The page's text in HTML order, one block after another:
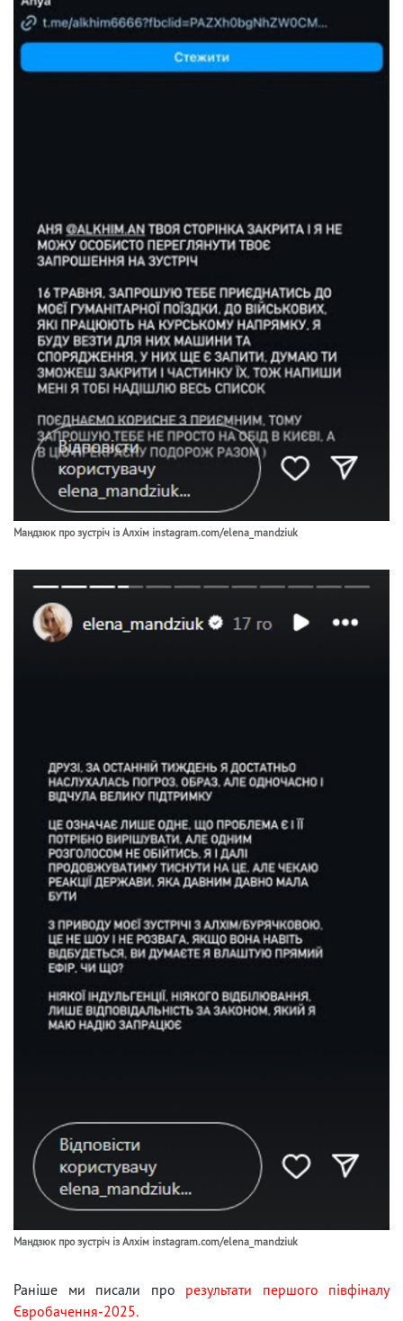
Мандзюк про зустріч із Алхім instagram.com/elena_mandziuk
Мандзюк про зустріч із Алхім instagram.com/elena_mandziuk
Раніше ми писали про результати першого півфіналу
Євробачення-2025.